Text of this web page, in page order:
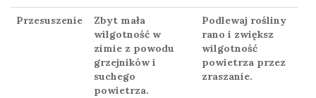
Przesuszenie
Zbyt mała
wilgotność w
zimie z powodu
grzejników i
suchego
powietrza.
Podlewaj rośliny
rano i zwiększ
wilgotność
powietrza przez
zraszanie.